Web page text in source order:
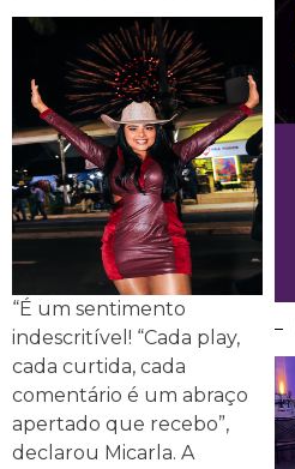
“É um sentimento
indescritível! “Cada play,
cada curtida, cada
comentário é um abraço
apertado que recebo”,
declarou Micarla. A